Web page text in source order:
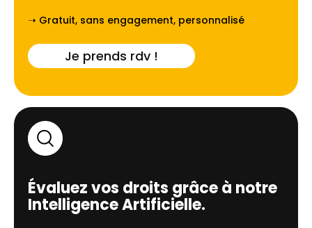
➝ Gratuit, sans engagement, personnalisé
Je prends rdv !
Évaluez vos droits grâce à notre
Intelligence Artificielle.